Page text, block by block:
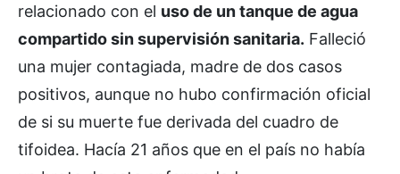
relacionado con el uso de un tanque de agua
compartido sin supervisión sanitaria. Falleció
una mujer contagiada, madre de dos casos
positivos, aunque no hubo confirmación oficial
de si su muerte fue derivada del cuadro de
tifoidea. Hacía 21 años que en el país no había